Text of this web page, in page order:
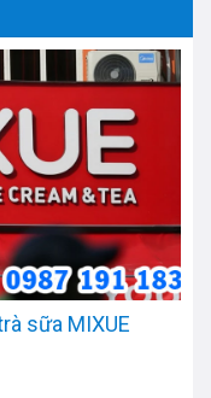
sữa MIXUE